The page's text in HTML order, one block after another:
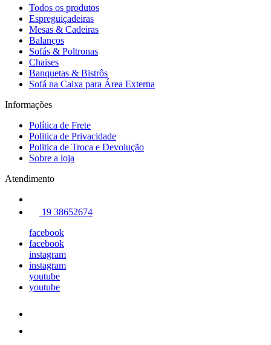
Todos os produtos
Espreguiçadeiras
Mesas & Cadeiras
Balanços
Sofás & Poltronas
Chaises
Banquetas & Bistrôs
Sofá na Caixa para Área Externa
Informações
Política de Frete
Politica de Privacidade
Politica de Troca e Devolução
Sobre a loja
Atendimento
19 38652674
facebook
facebook
instagram
instagram
youtube
youtube